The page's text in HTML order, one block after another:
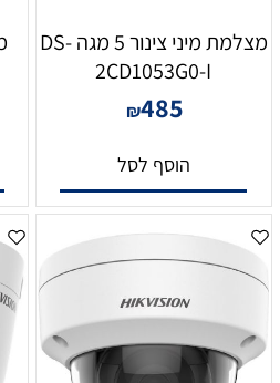
מצלמת מיני צינור 5 מגה DS-
2CD1053G0-I
₪485
הוסף לסל